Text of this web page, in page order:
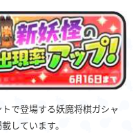
で登場する妖魔将棋ガシャ
しています。